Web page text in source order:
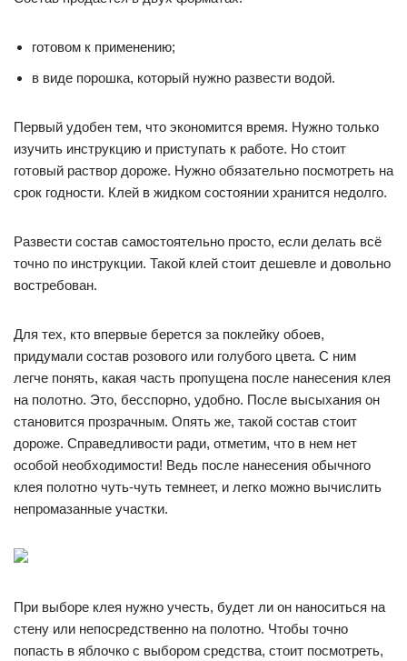
готовом к применению;
в виде порошка, который нужно развести водой.
Первый удобен тем, что экономится время. Нужно только
изучить инструкцию и приступать к работе. Но стоит
готовый раствор дороже. Нужно обязательно посмотреть на
срок годности. Клей в жидком состоянии хранится недолго.
Развести состав самостоятельно просто, если делать всё
точно по инструкции. Такой клей стоит дешевле и довольно
востребован.
Для тех, кто впервые берется за поклейку обоев,
придумали состав розового или голубого цвета. С ним
легче понять, какая часть пропущена после нанесения клея
на полотно. Это, бесспорно, удобно. После высыхания он
становится прозрачным. Опять же, такой состав стоит
дороже. Справедливости ради, отметим, что в нем нет
особой необходимости! Ведь после нанесения обычного
клея полотно чуть-чуть темнеет, и легко можно вычислить
непромазанные участки.
При выборе клея нужно учесть, будет ли он наноситься на
стену или непосредственно на полотно. Чтобы точно
попасть в яблочко с выбором средства, стоит посмотреть,